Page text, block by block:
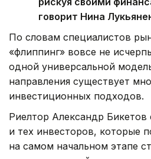
говорит Нина
По словам специалистов
«флиппинг» вовсе не
одной универсальной
направления существует
инвестиционных подходов.
Риелтор Александр Бикетов
и тех инвесторов, которые
на самом начальном этапе